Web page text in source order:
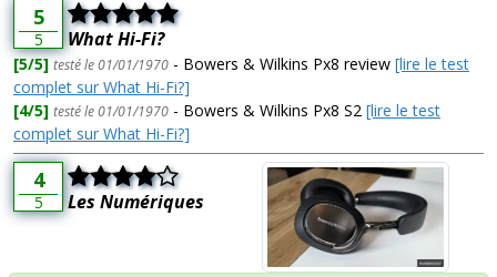
5
5 What Hi-Fi?
[5/5] testé le 01/01/1970 - Bowers & Wilkins Px8 review [lire le test
complet sur What Hi-Fi?]
[4/5] testé le 01/01/1970 - Bowers & Wilkins Px8 S2 [lire le test
complet sur What Hi-Fi?]
4
5 Les Numériques